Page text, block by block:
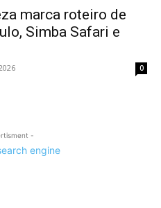
marca roteiro de
Simba Safari e
0
-